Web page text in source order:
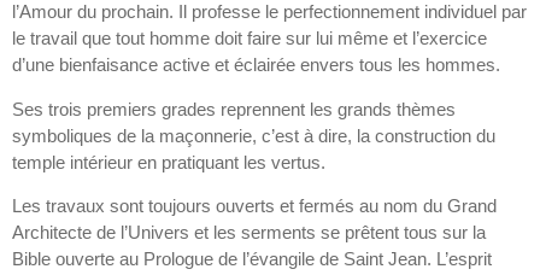
l’Amour du prochain. Il professe le perfectionnement individuel par
le travail que tout homme doit faire sur lui même et l’exercice
d’une bienfaisance active et éclairée envers tous les hommes.
Ses trois premiers grades reprennent les grands thèmes
symboliques de la maçonnerie, c’est à dire, la construction du
temple intérieur en pratiquant les vertus.
Les travaux sont toujours ouverts et fermés au nom du Grand
Architecte de l’Univers et les serments se prêtent tous sur la
Bible ouverte au Prologue de l’évangile de Saint Jean. L’esprit